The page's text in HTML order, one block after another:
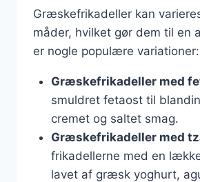
Græskefrikadeller kan
måder, hvilket gør dem til en
er nogle populære variationer:
Græskefrikadeller med
smuldret fetaost til
cremet og saltet smag.
Græskefrikadeller med
frikadellerne med en
lavet af græsk yoghurt,